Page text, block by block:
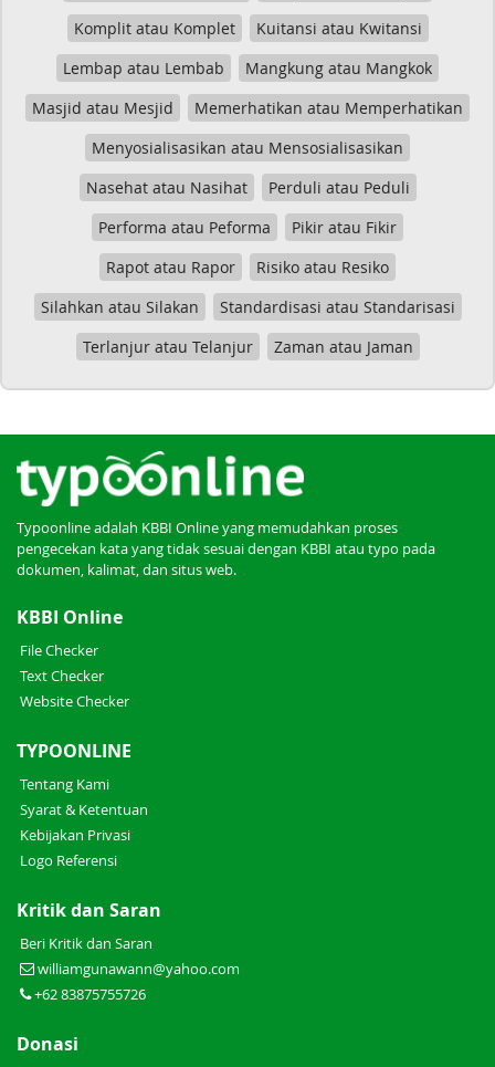
Komplit atau Komplet
Kuitansi atau Kwitansi
Lembap atau Lembab
Mangkung atau Mangkok
Masjid atau Mesjid
Memerhatikan atau Memperhatikan
Menyosialisasikan atau Mensosialisasikan
Nasehat atau Nasihat
Perduli atau Peduli
Performa atau Peforma
Pikir atau Fikir
Rapot atau Rapor
Risiko atau Resiko
Silahkan atau Silakan
Standardisasi atau Standarisasi
Terlanjur atau Telanjur
Zaman atau Jaman
Typoonline adalah KBBI Online yang memudahkan proses
pengecekan kata yang tidak sesuai dengan KBBI atau typo pada
dokumen, kalimat, dan situs web.
KBBI Online
File Checker
Text Checker
Website Checker
TYPOONLINE
Tentang Kami
Syarat & Ketentuan
Kebijakan Privasi
Logo Referensi
Kritik dan Saran
Beri Kritik dan Saran
williamgunawann@yahoo.com
+62 83875755726
Donasi